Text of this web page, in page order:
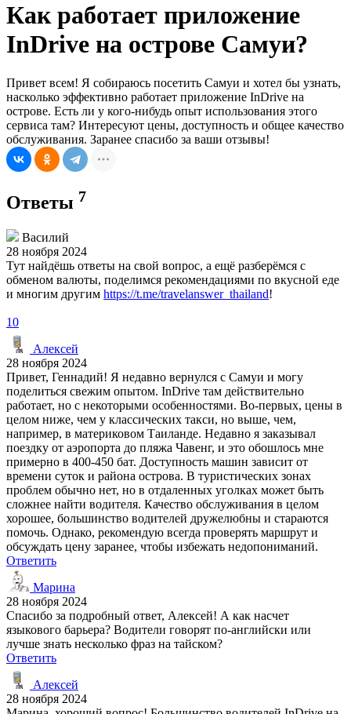
Как работает приложение
InDrive на острове Самуи?
Привет всем! Я собираюсь посетить Самуи и хотел бы узнать,
насколько эффективно работает приложение InDrive на
острове. Есть ли у кого-нибудь опыт использования этого
сервиса там? Интересуют цены, доступность и общее качество
обслуживания. Заранее спасибо за ваши отзывы!
Ответы 7
Василий
28 ноября 2024
Тут найдёшь ответы на свой вопрос, а ещё разберёмся с
обменом валюты, поделимся рекомендациями по вкусной еде
и многим другим https://t.me/travelanswer_thailand!
10
Алексей
28 ноября 2024
Привет, Геннадий! Я недавно вернулся с Самуи и могу
поделиться свежим опытом. InDrive там действительно
работает, но с некоторыми особенностями. Во-первых, цены в
целом ниже, чем у классических такси, но выше, чем,
например, в материковом Таиланде. Недавно я заказывал
поездку от аэропорта до пляжа Чавенг, и это обошлось мне
примерно в 400-450 бат. Доступность машин зависит от
времени суток и района острова. В туристических зонах
проблем обычно нет, но в отдаленных уголках может быть
сложнее найти водителя. Качество обслуживания в целом
хорошее, большинство водителей дружелюбны и стараются
помочь. Однако, рекомендую всегда проверять маршрут и
обсуждать цену заранее, чтобы избежать недопониманий.
Ответить
Марина
28 ноября 2024
Спасибо за подробный ответ, Алексей! А как насчет
языкового барьера? Водители говорят по-английски или
лучше знать несколько фраз на тайском?
Ответить
Алексей
28 ноября 2024